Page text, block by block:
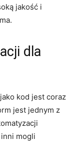
⁢jakość i
dla
kod ⁣jest coraz
jest jednym⁤ z
mogli